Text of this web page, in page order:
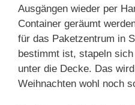
Ausgängen wieder per
Container geräumt
für das Paketzentrum in
bestimmt ist, stapeln
unter die Decke. Das
Weihnachten wohl noch